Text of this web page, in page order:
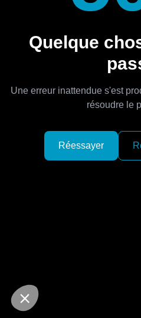
Quelque
Une erreur inattendue s'est
résoudre le
Réessayer